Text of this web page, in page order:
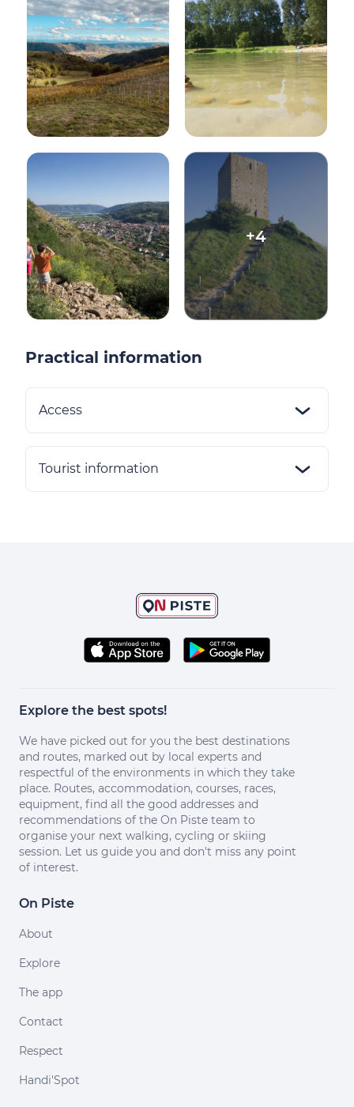
+4
Practical information
Access
Tourist information
Explore the best spots!
We have picked out for you the best destinations
and routes, marked out by local experts and
respectful of the environments in which they take
place. Routes, accommodation, courses, races,
equipment, find all the good addresses and
recommendations of the On Piste team to
organise your next walking, cycling or skiing
session. Let us guide you and don't miss any point
of interest.
On Piste
About
Explore
The app
Contact
Respect
Handi'Spot